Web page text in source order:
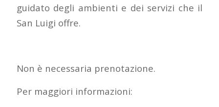
guidato degli ambienti e dei servizi che il
San Luigi offre.
Non è necessaria prenotazione.
Per maggiori informazioni: